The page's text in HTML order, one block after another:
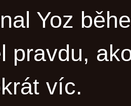
Yoz
pravdu,
víc.